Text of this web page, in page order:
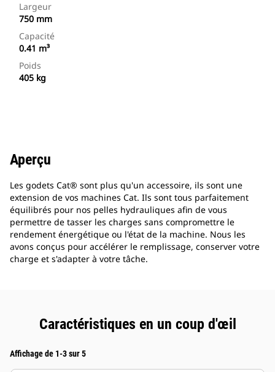
Largeur
750 mm
Capacité
0.41 m³
Poids
405 kg
Aperçu
Les godets Cat® sont plus qu'un accessoire, ils sont une
extension de vos machines Cat. Ils sont tous parfaitement
équilibrés pour nos pelles hydrauliques afin de vous
permettre de tasser les charges sans compromettre le
rendement énergétique ou l'état de la machine. Nous les
avons conçus pour accélérer le remplissage, conserver votre
charge et s'adapter à votre tâche.
Caractéristiques en un coup d'œil
Affichage de 1-3 sur 5